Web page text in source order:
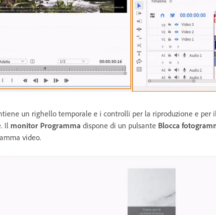
un righello temporale e i controlli per la riproduzione e per
Il monitor Programma dispone di un pulsante Blocca
video.